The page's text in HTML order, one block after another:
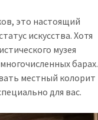
это настоящий
искусства. Хотя
музея
барах.
местный колорит
для вас.